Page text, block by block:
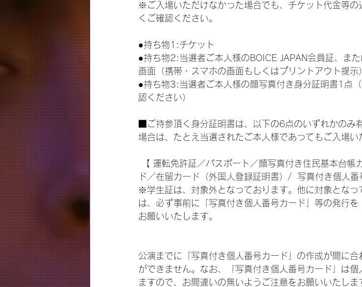
※ご入場いただけなかった場合でも、チケット代金等の
くご確認ください。
●持ち物1:チケット
●持ち物2:当選者ご本人様のBOICE JAPAN会員証、ま
画面（携帯・スマホの画面もしくはプリントアウト提示
●持ち物3:当選者ご本人様の顔写真付き身分証明書1点
認ください）
■ご持参頂く身分証明書は、以下の6点のいずれかのみ
場合は、たとえ当選されたご本人様であってもご入場い
ド／在留カード（外国人登録証明書）/  写真付き個人番
※学生証は、対象外となっております。他に対象となっ
は、必ず事前に「写真付き個人番号カード」等の発行を
お願いいたします。
公演までに「写真付き個人番号カード」の作成が間に
ができません。なお、「写真付き個人番号カード」は
ますので、お間違いの無いようご注意をお願いいたし